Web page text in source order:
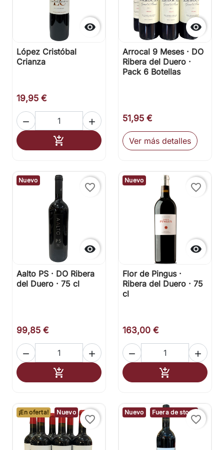

López Cristóbal
Crianza
19,95 €
 
 Añadir al carrito

Arrocal 9 Meses · DO
Ribera del Duero ·
Pack 6 Botellas
51,95 €
Ver más detalles
Nuevo

favorite_border
Aalto PS · DO Ribera
del Duero · 75 cl
99,85 €
 
 Añadir al carrito
Nuevo

favorite_border
Flor de Pingus ·
Ribera del Duero · 75
cl
163,00 €
 
 Añadir al
¡En oferta! Nuevo
favorite_border
Nuevo Fuera de stock
favorite_border